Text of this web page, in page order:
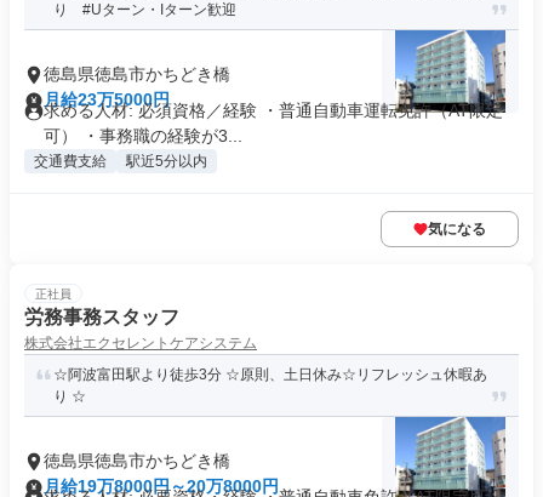
り #Uターン・Iターン歓迎
徳島県徳島市かちどき橋
月給23万5000円
求める人材: 必須資格／経験 ・普通自動車運転免許（AT限定
可） ・事務職の経験が3...
交通費支給 駅近5分以内
気になる
正社員
労務事務スタッフ
株式会社エクセレントケアシステム
☆阿波富田駅より徒歩3分 ☆原則、土日休み☆リフレッシュ休暇あ
り ☆
徳島県徳島市かちどき橋
月給19万8000円～20万8000円